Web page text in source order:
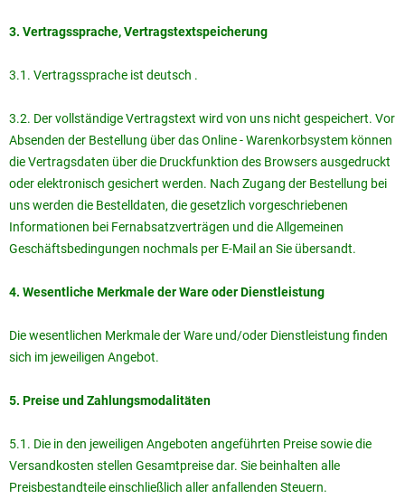
3. Vertragssprache, Vertragstextspeicherung
3.1. Vertragssprache ist deutsch .
3.2. Der vollständige Vertragstext wird von uns nicht gespeichert. Vor
Absenden der Bestellung über das Online - Warenkorbsystem können
die Vertragsdaten über die Druckfunktion des Browsers ausgedruckt
oder elektronisch gesichert werden. Nach Zugang der Bestellung bei
uns werden die Bestelldaten, die gesetzlich vorgeschriebenen
Informationen bei Fernabsatzverträgen und die Allgemeinen
Geschäftsbedingungen nochmals per E-Mail an Sie übersandt.
4. Wesentliche Merkmale der Ware oder Dienstleistung
Die wesentlichen Merkmale der Ware und/oder Dienstleistung finden
sich im jeweiligen Angebot.
5. Preise und Zahlungsmodalitäten
5.1. Die in den jeweiligen Angeboten angeführten Preise sowie die
Versandkosten stellen Gesamtpreise dar. Sie beinhalten alle
Preisbestandteile einschließlich aller anfallenden Steuern.